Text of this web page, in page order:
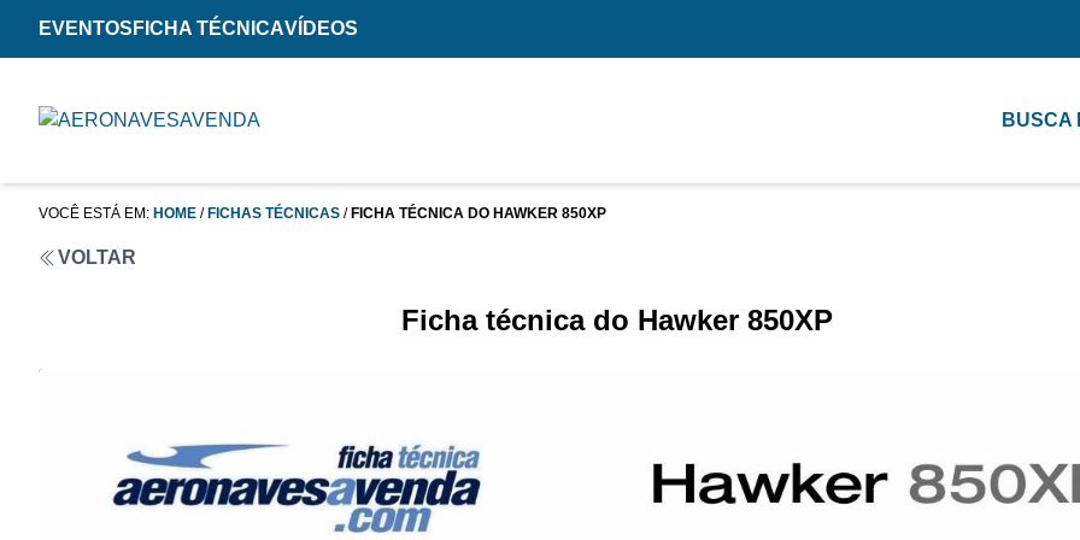
EVENTOS FICHA TÉCNICAVÍDEOS
BUSCA
VOCÊ ESTÁ EM: HOME / FICHAS TÉCNICAS / FICHA TÉCNICA DO HAWKER 850XP
VOLTAR
Ficha técnica do Hawker 850XP